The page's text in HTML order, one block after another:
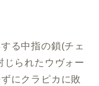
る中指の鎖(チェ
じられたウヴォー
にクラピカに敗